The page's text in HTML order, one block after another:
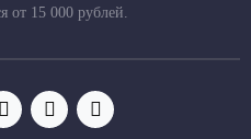
от 15 000 рублей.